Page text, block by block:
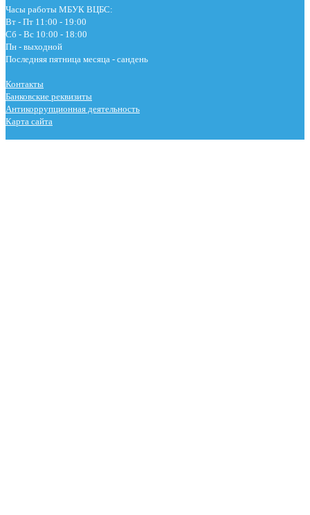
Часы работы МБУК ВЦБС:
Вт - Пт 11:00 - 19:00
Сб - Вс 10:00 - 18:00
Пн - выходной
Последняя пятница месяца - сандень
Контакты
Банковские реквизиты
Антикоррупционная деятельность
Карта сайта